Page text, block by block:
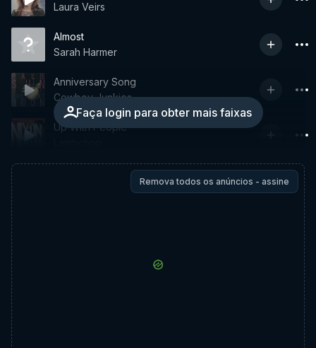
Laura Veirs
Almost
Sarah Harmer
Faça login para obter mais faixas
Anniversary Song
Cowboy Junkies
Up With People
Remova todos os anúncios - assine